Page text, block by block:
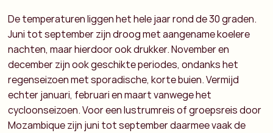
De temperaturen liggen het hele jaar rond de 30 graden.
Juni tot september zijn droog met aangename koelere
nachten, maar hierdoor ook drukker. November en
december zijn ook geschikte periodes, ondanks het
regenseizoen met sporadische, korte buien. Vermijd
echter januari, februari en maart vanwege het
cycloonseizoen. Voor een lustrumreis of groepsreis door
Mozambique zijn juni tot september daarmee vaak de